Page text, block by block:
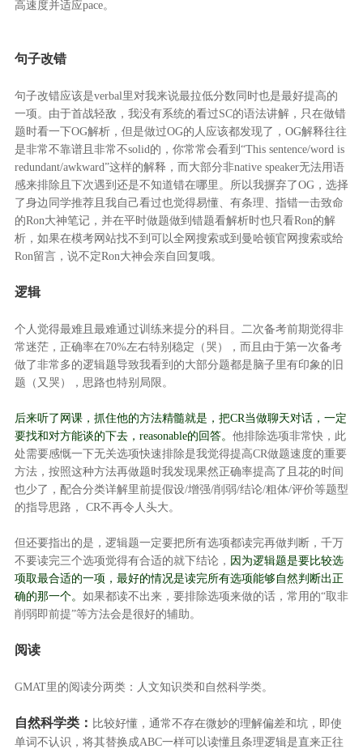
高速度并适应pace。
句子改错
句子改错应该是verbal里对我来说最拉低分数同时也是最好提高的
一项。由于首战轻敌，我没有系统的看过SC的语法讲解，只在做错
题时看一下OG解析，但是做过OG的人应该都发现了，OG解释往往
是非常不靠谱且非常不solid的，你常常会看到“This sentence/word is
redundant/awkward”这样的解释，而大部分非native speaker无法用语
感来排除且下次遇到还是不知道错在哪里。所以我摒弃了OG，选择
了身边同学推荐且我自己看过也觉得易懂、有条理、指错一击致命
的Ron大神笔记，并在平时做题做到错题看解析时也只看Ron的解
析，如果在模考网站找不到可以全网搜索或到曼哈顿官网搜索或给
Ron留言，说不定Ron大神会亲自回复哦。
逻辑
个人觉得最难且最难通过训练来提分的科目。二次备考前期觉得非
常迷茫，正确率在70%左右特别稳定（哭），而且由于第一次备考
做了非常多的逻辑题导致我看到的大部分题都是脑子里有印象的旧
题（又哭），思路也特别局限。
后来听了网课，抓住他的方法精髓就是，把CR当做聊天对话，一定
要找和对方能谈的下去，reasonable的回答。 他排除选项非常快，此
处需要感慨一下无关选项快速排除是我觉得提高CR做题速度的重要
方法，按照这种方法再做题时我发现果然正确率提高了且花的时间
也少了，配合分类详解里前提假设/增强/削弱/结论/粗体/评价等题型
的指导思路， CR不再令人头大。
但还要指出的是，逻辑题一定要把所有选项都读完再做判断，千万
不要读完三个选项觉得有合适的就下结论， 因为逻辑题是要比较选
项取最合适的一项，最好的情况是读完所有选项能够自然判断出正
确的那一个。 如果都读不出来，要排除选项来做的话，常用的“取非
削弱即前提”等方法会是很好的辅助。
阅读
GMAT里的阅读分两类：人文知识类和自然科学类。
自然科学类： 比较好懂，通常不存在微妙的理解偏差和坑，即使
单词不认识，将其替换成ABC一样可以读懂且条理逻辑是直来正往